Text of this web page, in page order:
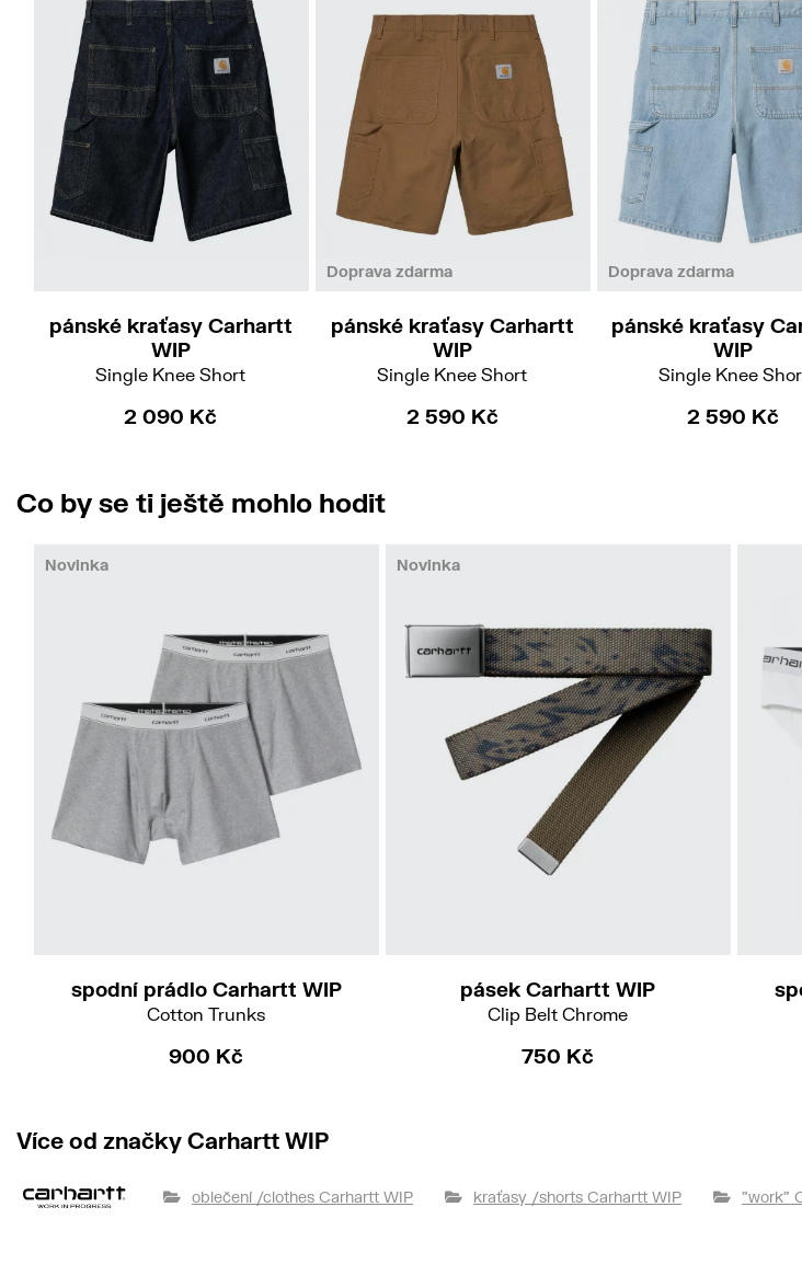
pánské kraťasy Carhartt
WIP
Single Knee Short
2 090 Kč
Doprava zdarma
27
pánské kraťasy Carhartt
WIP
Single Knee Short
2 590 Kč
Doprava zdarma
38
pánské kraťasy
WIP
Single Knee
2 590 Kč
Co by se ti ještě mohlo hodit
Novinka
spodní prádlo Carhartt WIP
Cotton Trunks
900 Kč
Novinka
pásek Carhartt WIP
Clip Belt Chrome
750 Kč
Více od značky Carhartt WIP
oblečení /clothes Carhartt WIP kraťasy /shorts Carhartt WIP "work"